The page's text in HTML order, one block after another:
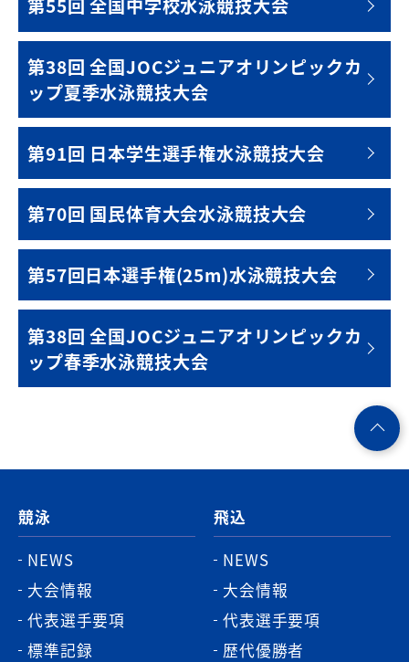
第55回 全国中学校水泳競技大会
第38回 全国JOCジュニアオリンピックカ
ップ夏季水泳競技大会
第91回 日本学生選手権水泳競技大会
第70回 国民体育大会水泳競技大会
第57回日本選手権(25m)水泳競技大会
第38回 全国JOCジュニアオリンピックカ
ップ春季水泳競技大会
競泳
NEWS
大会情報
代表選手要項
標準記録
飛込
NEWS
大会情報
代表選手要項
歴代優勝者